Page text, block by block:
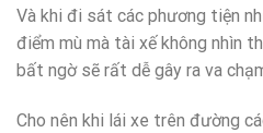
Và khi đi sát các phương tiện
điểm mù mà tài xế không nhìn
bất ngờ sẽ rất dễ gây ra va
Cho nên khi lái xe trên đường